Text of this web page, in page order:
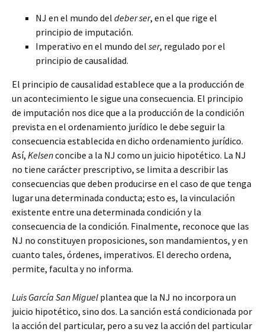
NJ en el mundo del deber ser, en el que rige el
principio de imputación.
Imperativo en el mundo del ser, regulado por el
principio de causalidad.
El principio de causalidad establece que a la producción de
un acontecimiento le sigue una consecuencia. El principio
de imputación nos dice que a la producción de la condición
prevista en el ordenamiento jurídico le debe seguir la
consecuencia establecida en dicho ordenamiento jurídico.
Así, Kelsenconcibe a la NJ como un juicio hipotético. La NJ
no tiene carácter prescriptivo, se limita a describir las
consecuencias que deben producirse en el caso de que tenga
lugar una determinada conducta; esto es, la vinculación
existente entre una determinada condición y la
consecuencia de la condición. Finalmente, reconoce que las
NJ no constituyen proposiciones, son mandamientos, y en
cuanto tales, órdenes, imperativos. El derecho ordena,
permite, faculta y no informa.
Luis García San Miguel plantea que la NJ no incorpora un
juicio hipotético, sino dos. La sanción está condicionada por
la acción del particular, pero a su vez la acción del particular